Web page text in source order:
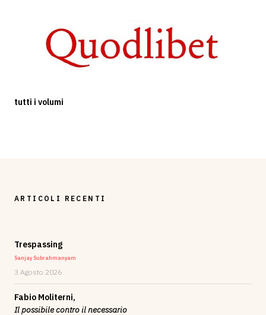
tutti i volumi
ARTICOLI RECENTI
Trespassing
Sanjay Subrahmanyam
3 Agosto 2026
Fabio Moliterni,
Il possibile contro il necessario